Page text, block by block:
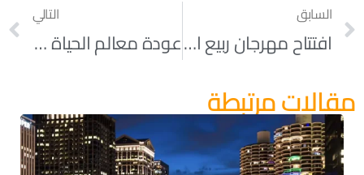
السابق
افتتاح مهرجان ربيع التوليب يوم الجمعة في مزرعة «ريتشاردسون»
التالي
عودة معالم الحياة الطبيعية تدريجياً مع عودة «Medieval Times» و «Six Flags»
مقالات مرتبطة